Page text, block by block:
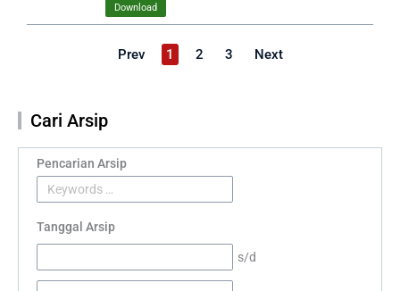
Download
Prev 1 2 3 Next
Cari Arsip
Pencarian Arsip
Tanggal Arsip
s/d